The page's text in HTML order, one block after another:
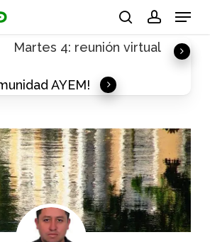
Menu
Martes 4: reunión virtual
AYEM!